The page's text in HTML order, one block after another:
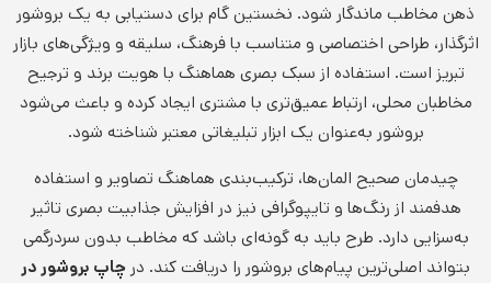
ذهن مخاطب ماندگار شود. نخستین گام برای دستیابی به یک بروشور
اثرگذار، طراحی اختصاصی و متناسب با فرهنگ، سلیقه و ویژگی‌های بازار
تبریز است. استفاده از سبک بصری هماهنگ با هویت برند و ترجیح
مخاطبان محلی، ارتباط عمیق‌تری با مشتری ایجاد کرده و باعث می‌شود
بروشور به‌عنوان یک ابزار تبلیغاتی معتبر شناخته شود.
چیدمان صحیح المان‌ها، ترکیب‌بندی هماهنگ تصاویر و استفاده
هدفمند از رنگ‌ها و تایپوگرافی نیز در افزایش جذابیت بصری تاثیر
به‌سزایی دارد. طرح باید به گونه‌ای باشد که مخاطب بدون سردرگمی
بتواند اصلی‌ترین پیام‌های بروشور را دریافت کند. در چاپ بروشور در